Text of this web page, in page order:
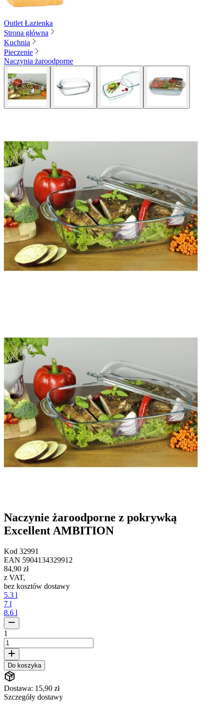
Outlet Łazienka
Strona główna
Kuchnia
Pieczenie
Naczynia żaroodporne
Naczynie żaroodporne z pokrywką
Excellent AMBITION
Kod 32991
EAN 5904134329912
84,90 zł
z VAT,
bez kosztów dostawy
5.3 l
7 l
8.6 l
1
Do koszyka
Dostawa: 15,90 zł
Szczegóły dostawy